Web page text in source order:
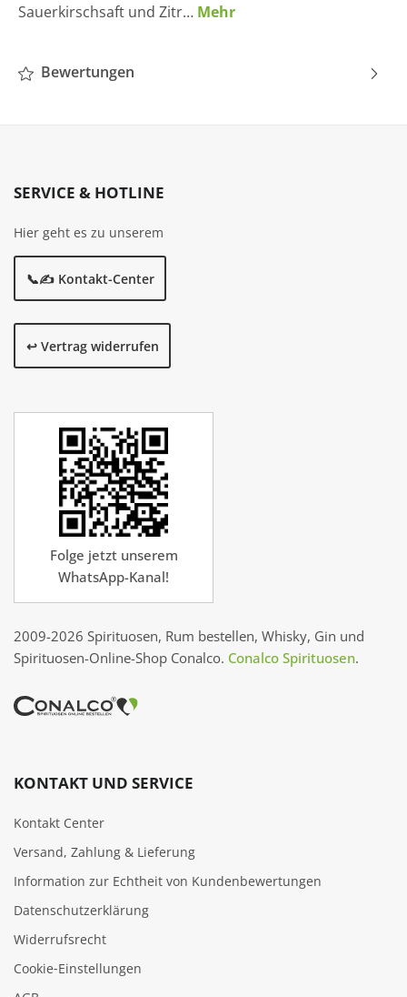
Sauerkirschsaft und Zitr… Mehr
Bewertungen
SERVICE & HOTLINE
Hier geht es zu unserem
📞✍️ Kontakt-Center
↩️ Vertrag widerrufen
Folge jetzt unserem
WhatsApp-Kanal!
2009-2026 Spirituosen, Rum bestellen, Whisky, Gin und
Spirituosen-Online-Shop Conalco. Conalco Spirituosen.
KONTAKT UND SERVICE
Kontakt Center
Versand, Zahlung & Lieferung
Information zur Echtheit von Kundenbewertungen
Datenschutzerklärung
Widerrufsrecht
Cookie‑Einstellungen